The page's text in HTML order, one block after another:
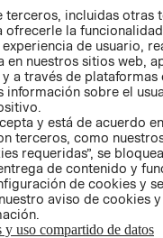
- RETIRO EN
TIENDA
TÉRMINOS Y
CONDICIONES
AVISO DE
PRIVACIDAD
GIFT CARD
AVISO DE
COOKIES
incluidas otras
ofrecerle la
de usuario,
nuestros sitios web,
a través de plataformas
información sobre el
y está de acuerdo
terceros, como
requeridas”, se
de contenido y
de cookies y
aviso de cookies
uso compartido de datos